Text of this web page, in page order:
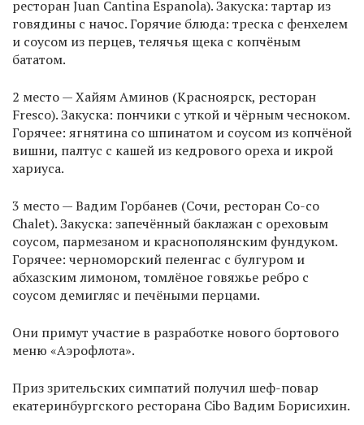
ресторан Juan Cantina Espanola). Закуска: тартар из
говядины с начос. Горячие блюда: треска с фенхелем
и соусом из перцев, телячья щека с копчёным
бататом.
2 место — Хайям Аминов (Красноярск, ресторан
Fresco). Закуска: пончики с уткой и чёрным чесноком.
Горячее: ягнятина со шпинатом и соусом из копчёной
вишни, палтус с кашей из кедрового ореха и икрой
хариуса.
3 место — Вадим Горбанев (Сочи, ресторан Co-co
Chalet). Закуска: запечённый баклажан с ореховым
соусом, пармезаном и краснополянским фундуком.
Горячее: черноморский пеленгас с булгуром и
абхазским лимоном, томлёное говяжье ребро с
соусом демигляс и печёными перцами.
Они примут участие в разработке нового бортового
меню «Аэрофлота».
Приз зрительских симпатий получил шеф-повар
екатеринбургского ресторана Cibo Вадим Борисихин.